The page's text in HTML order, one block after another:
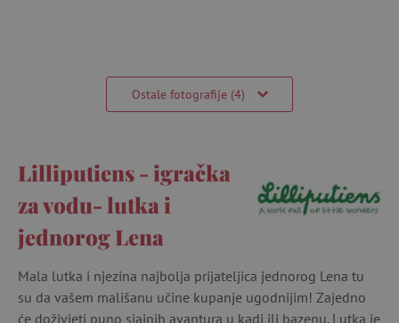
Ostale fotografije (4)
Lilliputiens - igračka
za vodu- lutka i
jednorog Lena
Mala lutka i njezina najbolja prijateljica jednorog Lena tu
su da vašem mališanu učine kupanje ugodnijim! Zajedno
će doživjeti puno sjajnih avantura u kadi ili bazenu. Lutka je